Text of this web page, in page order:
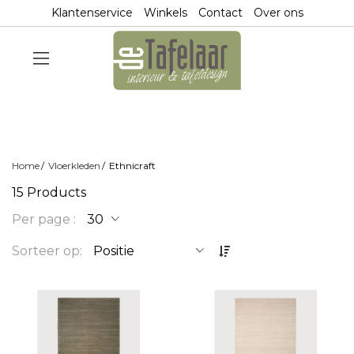
Klantenservice Winkels Contact Over ons
Home Vloerkleden Ethnicraft
15 Products
Per page
Sorteer op
O
o